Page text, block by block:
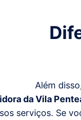
Além
da Vila
serviços. Se